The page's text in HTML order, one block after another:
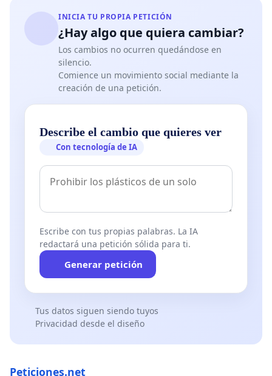
INICIA TU PROPIA PETICIÓN
¿Hay algo que quiera cambiar?
Los cambios no ocurren quedándose en
silencio.
Comience un movimiento social mediante la
creación de una petición.
Describe el cambio que quieres ver
Con tecnología de IA
Escribe con tus propias palabras. La IA
redactará una petición sólida para ti.
Generar petición
Tus datos siguen siendo tuyos
Privacidad desde el diseño
Peticiones.net